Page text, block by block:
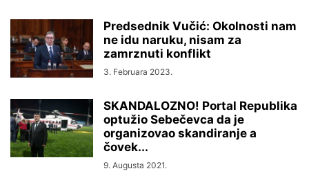
Predsednik Vučić: Okolnosti nam
ne idu naruku, nisam za
zamrznuti konflikt
3. Februara 2023.
SKANDALOZNO! Portal Republika
optužio Sebečevca da je
organizovao skandiranje a
čovek...
9. Augusta 2021.